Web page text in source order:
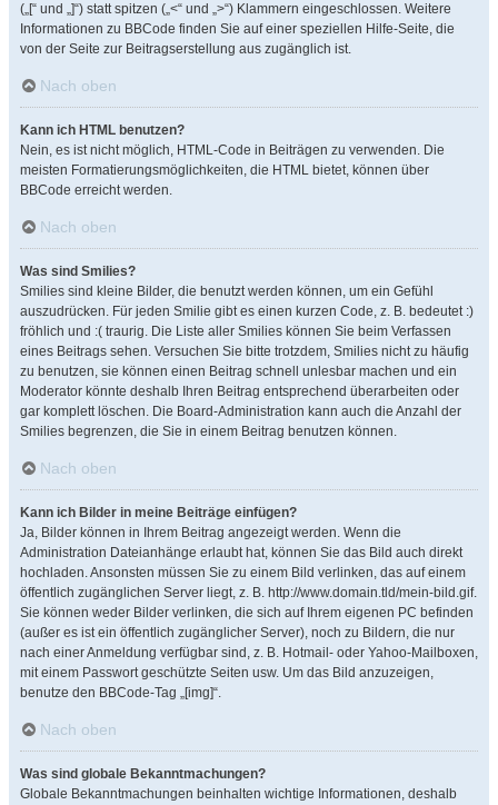
(„[“ und „]“) statt spitzen („<“ und „>“) Klammern eingeschlossen. Weitere
Informationen zu BBCode finden Sie auf einer speziellen Hilfe-Seite, die
von der Seite zur Beitragserstellung aus zugänglich ist.
Nach oben
Kann ich HTML benutzen?
Nein, es ist nicht möglich, HTML-Code in Beiträgen zu verwenden. Die
meisten Formatierungsmöglichkeiten, die HTML bietet, können über
BBCode erreicht werden.
Nach oben
Was sind Smilies?
Smilies sind kleine Bilder, die benutzt werden können, um ein Gefühl
auszudrücken. Für jeden Smilie gibt es einen kurzen Code, z. B. bedeutet :)
fröhlich und :( traurig. Die Liste aller Smilies können Sie beim Verfassen
eines Beitrags sehen. Versuchen Sie bitte trotzdem, Smilies nicht zu häufig
zu benutzen, sie können einen Beitrag schnell unlesbar machen und ein
Moderator könnte deshalb Ihren Beitrag entsprechend überarbeiten oder
gar komplett löschen. Die Board-Administration kann auch die Anzahl der
Smilies begrenzen, die Sie in einem Beitrag benutzen können.
Nach oben
Kann ich Bilder in meine Beiträge einfügen?
Ja, Bilder können in Ihrem Beitrag angezeigt werden. Wenn die
Administration Dateianhänge erlaubt hat, können Sie das Bild auch direkt
hochladen. Ansonsten müssen Sie zu einem Bild verlinken, das auf einem
öffentlich zugänglichen Server liegt, z. B. http://www.domain.tld/mein-bild.gif.
Sie können weder Bilder verlinken, die sich auf Ihrem eigenen PC befinden
(außer es ist ein öffentlich zugänglicher Server), noch zu Bildern, die nur
nach einer Anmeldung verfügbar sind, z. B. Hotmail- oder Yahoo-Mailboxen,
mit einem Passwort geschützte Seiten usw. Um das Bild anzuzeigen,
benutze den BBCode-Tag „[img]“.
Nach oben
Was sind globale Bekanntmachungen?
Globale Bekanntmachungen beinhalten wichtige Informationen, deshalb